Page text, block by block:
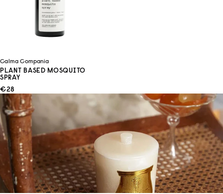
Calma Compania
PLANT BASED MOSQUITO
SPRAY
ANGEBOT
€28